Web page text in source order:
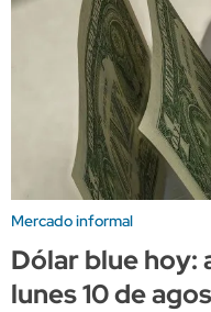
Mercado informal
Dólar blue hoy:
lunes 10 de